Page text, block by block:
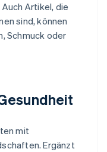
Artikel, die
sind, können
Schmuck oder
mit
Ergänzt